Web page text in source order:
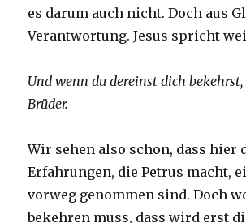
es darum auch nicht. Doch aus
Verantwortung. Jesus spricht
Und wenn du dereinst dich
Brüder.
Wir sehen also schon, dass hier
Erfahrungen, die Petrus macht,
vorweg genommen sind. Doch
bekehren muss, dass wird erst